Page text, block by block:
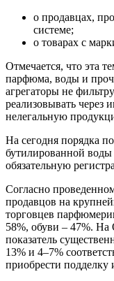
о продавцах,
системе;
о товарах с
Отмечается, что эта
парфюма, воды и
агрегаторы не
реализовывать через
нелегальную
На сегодня порядка
бутилированной
обязательную
Согласно
продавцов на
торговцев
58%, обуви – 47%. На
показатель
13% и 4–7%
приобрести